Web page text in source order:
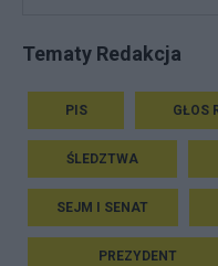
Tematy Redakcja
PIS GŁOS
ŚLEDZTWA
SEJM I SENAT
PREZYDENT